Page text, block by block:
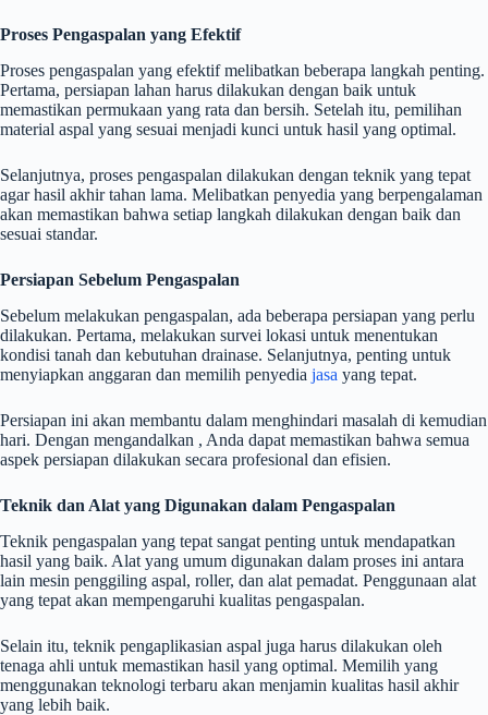
Proses Pengaspalan yang Efektif
Proses pengaspalan yang efektif melibatkan beberapa langkah penting.
Pertama, persiapan lahan harus dilakukan dengan baik untuk
memastikan permukaan yang rata dan bersih. Setelah itu, pemilihan
material aspal yang sesuai menjadi kunci untuk hasil yang optimal.
Selanjutnya, proses pengaspalan dilakukan dengan teknik yang tepat
agar hasil akhir tahan lama. Melibatkan penyedia yang berpengalaman
akan memastikan bahwa setiap langkah dilakukan dengan baik dan
sesuai standar.
Persiapan Sebelum Pengaspalan
Sebelum melakukan pengaspalan, ada beberapa persiapan yang perlu
dilakukan. Pertama, melakukan survei lokasi untuk menentukan
kondisi tanah dan kebutuhan drainase. Selanjutnya, penting untuk
menyiapkan anggaran dan memilih penyedia jasa yang tepat.
Persiapan ini akan membantu dalam menghindari masalah di kemudian
hari. Dengan mengandalkan , Anda dapat memastikan bahwa semua
aspek persiapan dilakukan secara profesional dan efisien.
Teknik dan Alat yang Digunakan dalam Pengaspalan
Teknik pengaspalan yang tepat sangat penting untuk mendapatkan
hasil yang baik. Alat yang umum digunakan dalam proses ini antara
lain mesin penggiling aspal, roller, dan alat pemadat. Penggunaan alat
yang tepat akan mempengaruhi kualitas pengaspalan.
Selain itu, teknik pengaplikasian aspal juga harus dilakukan oleh
tenaga ahli untuk memastikan hasil yang optimal. Memilih yang
menggunakan teknologi terbaru akan menjamin kualitas hasil akhir
yang lebih baik.